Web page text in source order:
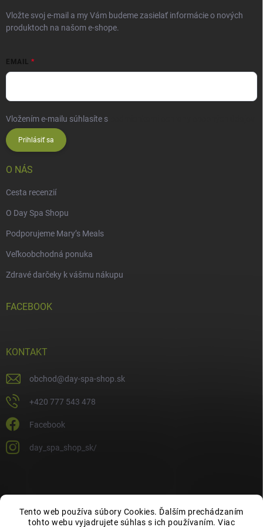
Tento web používa súbory Cookies. Ďalším prechádzaním
tohto webu vyjadrujete súhlas s ich používaním. Viac
Vložte svoj e-mail a my Vám budeme zasielať informácie o nových
produktoch na našom e-shope.
EMAIL
Vložením e-mailu súhlasíte s
Prihlásiť sa
O NÁS
Cesta recenzií
O Day Spa Shopu
Podporujeme Mary’s Meals
Veľkoobchodná ponuka
Zdravé darčeky k vášmu nákupu
FACEBOOK
KONTAKT
obchod@day-spa-shop.sk
+420 777 543 478
Facebook
day_spa_shop_sk/